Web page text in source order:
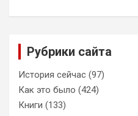
Рубрики сайта
История сейчас (97)
Как это было (424)
Книги (133)